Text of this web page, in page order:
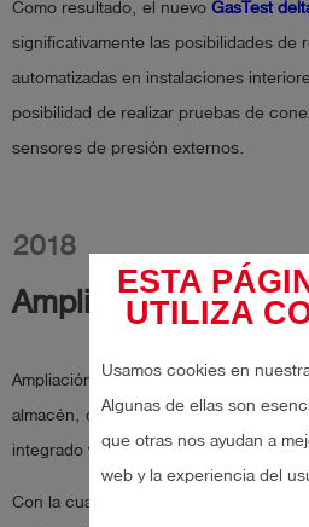
ESTA
UTILIZA
Usamos cookies en
Algunas de ellas son
que otras nos ayudan a
web y la experiencia del
Como resultado, el nuevo GasTest
significativamente las posibilidades de
automatizadas en instalaciones
posibilidad de realizar pruebas de
sensores de presión externos.
2018
Ampliación de 800
Ampliación de 800 m2 de la planta de
almacén, disponiendo ahora de un
integrado y robotizado.
Con la cuarta ampliación, ahora